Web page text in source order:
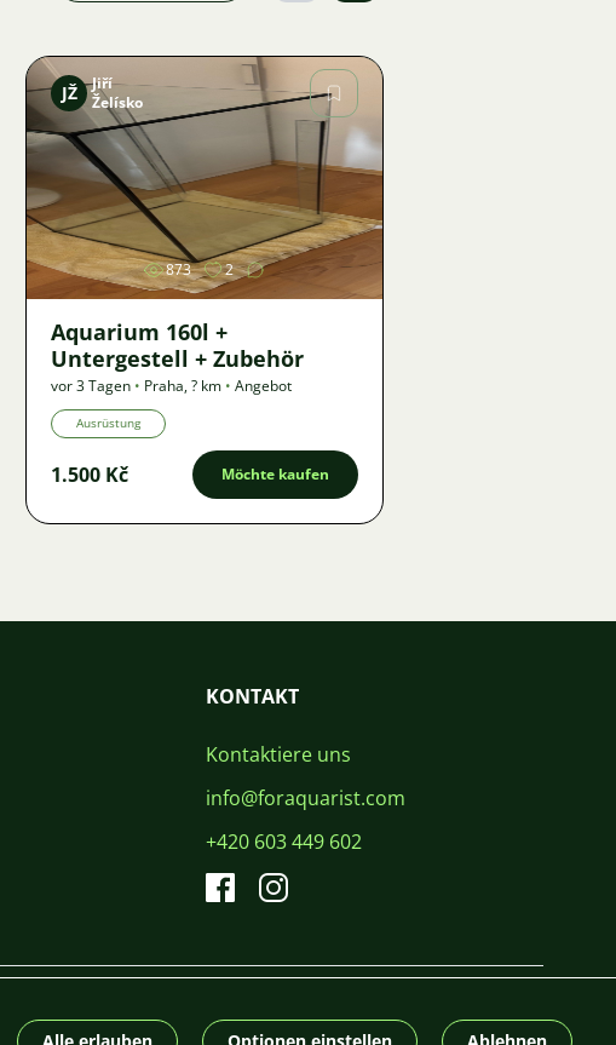
Bild
JŽ
Jiří
Želísko
873 2
Aquarium 160l +
Untergestell + Zubehör
vor 3 Tagen • Praha,? km • Angebot
Ausrüstung
1.500 Kč Möchte kaufen
KONTAKT
Kontaktiere uns
info@foraquarist.com
+420 603 449 602
CS EN PL DE © 2026 For Aquarist